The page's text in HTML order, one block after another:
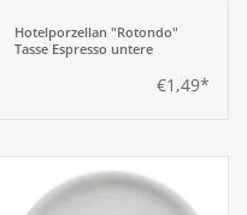
Hotelporzellan "Rotondo"
Tasse Espresso untere
€1,49*